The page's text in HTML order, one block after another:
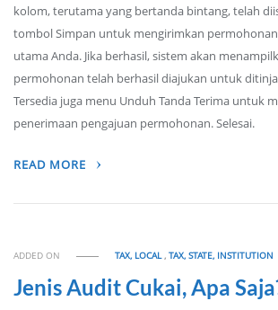
kolom, terutama yang bertanda bintang, telah
tombol Simpan untuk mengirimkan
utama Anda. Jika berhasil, sistem akan
permohonan telah berhasil diajukan untuk
Tersedia juga menu Unduh Tanda Terima untuk
penerimaan pengajuan permohonan. Selesai.
READ MORE
ADDED ON TAX, LOCAL,TAX, STATE, INSTITUTION
Jenis Audit Cukai, Apa